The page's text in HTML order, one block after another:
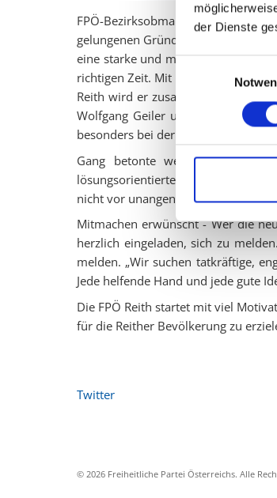
der Dienste
FPÖ-Bezirksobmann und
gelungenen Gründung und
eine starke und motivierte FPÖ-
richtigen Zeit. Mit seiner Erfahrung,
Reith wird er zusammen mit
Wolfgang Geiler und seiner
besonders bei der Vorbereitung auf
Gang betonte weiter, dass die
lösungsorientierte Politik in Reith
nicht vor unangenehmen
Mitmachen erwünscht - Wer die
herzlich eingeladen, sich zu
melden. „Wir suchen tatkräftige,
Jede helfende Hand und jede gute
Die FPÖ Reith startet mit viel
für die Reither Bevölkerung zu
Twitter
© 2026 Freiheitliche Partei Österreichs. Alle